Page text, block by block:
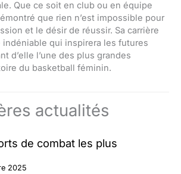
Que ce soit en club ou en équipe
que rien n’est impossible pour
et le désir de réussir. Sa carrière
indéniable qui inspirera les futures
d’elle l’une des plus grandes
du basketball féminin.
actualités
de combat les plus
2025